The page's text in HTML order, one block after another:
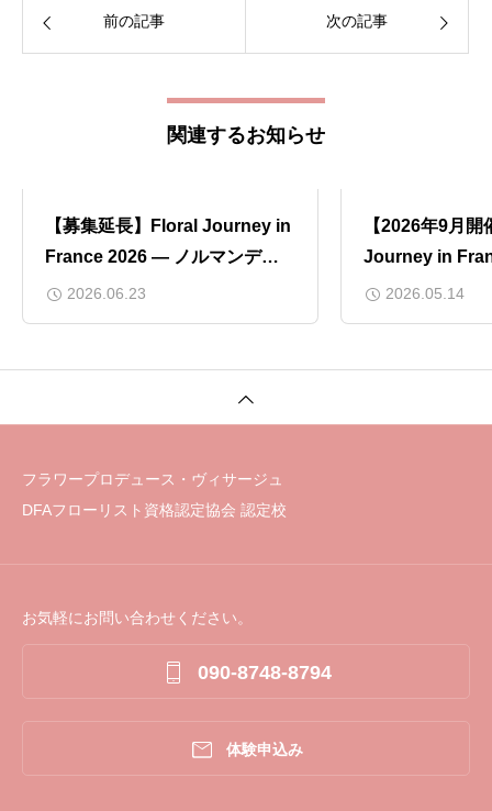
前の記事 次の記事
関連するお知らせ
【募集延長】Floral Journey in
France 2026 ― ノルマンディ
ー＆パリ 花留学 ―
2026.06.23
【2026年9月
Journey in
ルマンディー
2026.05.14
フラワープロデュース・ヴィサージュ
DFAフローリスト資格認定協会 認定校
お気軽にお問い合わせください。
 090-8748-8794
 体験申込み